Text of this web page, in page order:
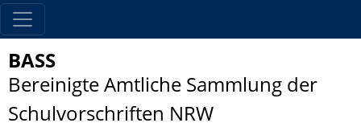
BASS
Bereinigte Amtliche Sammlung der
Schulvorschriften NRW